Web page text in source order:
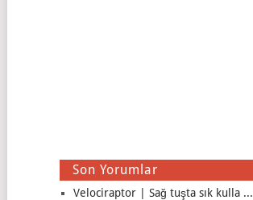
Son Yorumlar
Velociraptor | Sağ tuşta sık kulla ...